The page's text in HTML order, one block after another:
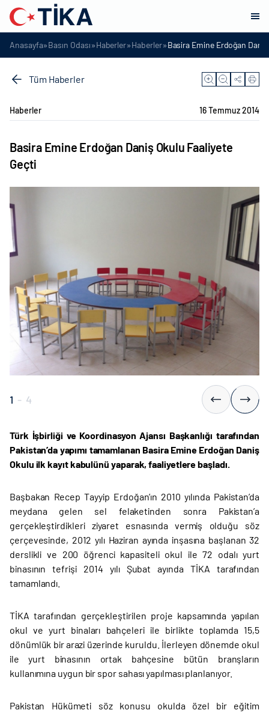
Anasayfa»Basın Odası»Haberler»Haberler»Basira Emine Erdoğan
Tüm Haberler
Haberler 16 Temmuz 2014
Basira Emine Erdoğan Daniş Okulu Faaliyete
Geçti
1 - 4
Türk İşbirliği ve Koordinasyon Ajansı Başkanlığı tarafından
Pakistan’da yapımı tamamlanan Basira Emine Erdoğan Daniş
Okulu ilk kayıt kabulünü yaparak, faaliyetlere başladı.
Başbakan Recep Tayyip Erdoğan’ın 2010 yılında Pakistan’da
meydana gelen sel felaketinden sonra Pakistan’a
gerçekleştirdikleri ziyaret esnasında vermiş olduğu söz
çerçevesinde, 2012 yılı Haziran ayında inşasına başlanan 32
derslikli ve 200 öğrenci kapasiteli okul ile 72 odalı yurt
binasının tefrişi 2014 yılı Şubat ayında TİKA tarafından
tamamlandı.
TİKA tarafından gerçekleştirilen proje kapsamında yapılan
okul ve yurt binaları bahçeleri ile birlikte toplamda 15,5
dönümlük bir arazi üzerinde kuruldu. İlerleyen dönemde okul
ile yurt binasının ortak bahçesine bütün branşların
kullanımına uygun bir spor sahası yapılması planlanıyor.
Pakistan Hükümeti söz konusu okulda özel bir eğitim